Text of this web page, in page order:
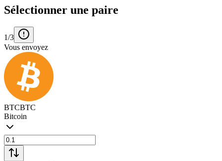
Sélectionner une paire
1/3
Vous envoyez
BTCBTC
Bitcoin